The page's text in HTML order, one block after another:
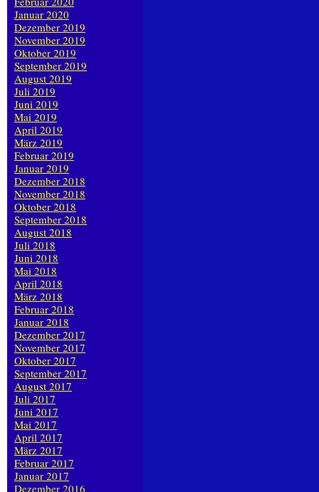
Januar 2020
Dezember 2019
November 2019
Oktober 2019
September 2019
August 2019
Juli 2019
Juni 2019
Mai 2019
April 2019
März 2019
Februar 2019
Januar 2019
Dezember 2018
November 2018
Oktober 2018
September 2018
August 2018
Juli 2018
Juni 2018
Mai 2018
April 2018
März 2018
Februar 2018
Januar 2018
Dezember 2017
November 2017
Oktober 2017
September 2017
August 2017
Juli 2017
Juni 2017
Mai 2017
April 2017
März 2017
Februar 2017
Januar 2017
Dezember 2016